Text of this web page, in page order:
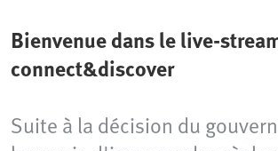
Bienvenue dans le live-
connect&discover
Suite à la décision du